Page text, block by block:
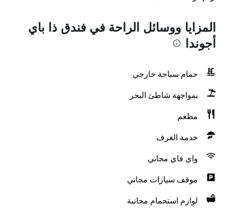
المزايا ووسائل الراحة في فندق ذا باي
أجوندا
حمام سباحة خارجي
بمواجهة شاطئ البحر
مطعم
خدمة الغرف
واي فاي مجاني
موقف سيارات مجاني
لوازم استحمام مجانية